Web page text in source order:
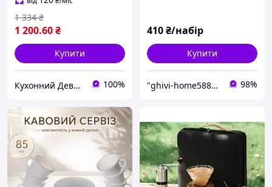
1 200.60₴
1 334 ₴
Купити
Кухонний Девайс 100%
410₴/набір
Купити
"ghivi-home588": Товари для дому, перевірені часом! 98%